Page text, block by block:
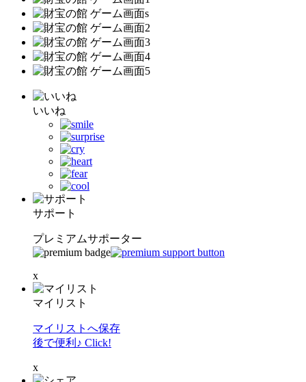
いいね
サポート
プレミアムサポーター
x
マイリスト
マイリストへ保存
後で便利♪ Click!
x